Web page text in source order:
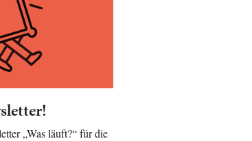
„Was läuft?“ für die